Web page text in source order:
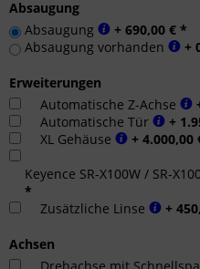
Absaugung
Absaugung
+ 690,00 € *
Absaugung vorhanden
+
Erweiterungen
Automatische Z-Achse
Automatische Tür
+
XL Gehäuse
+ 4.000,00
Keyence SR-X100W / SR-
*
Zusätzliche Linse
+
Achsen